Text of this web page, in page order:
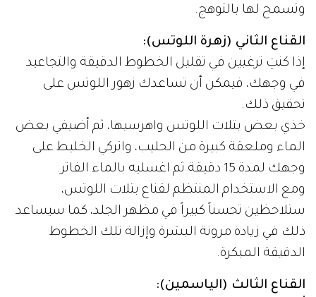
وتسمح لها بالتوهج.
القناع الثاني (زهرة اللوتس):
إذا كنتِ ترغبين في تقليل الخطوط الدقيقة والتجاعيد
في وجهك، فيمكن أن تساعدك زهور اللوتس على
تحقيق ذلك.
خذي بعض بتلات اللوتس واهرسيها، ثم أضيفي بعض
الماء وملعقة كبيرة من الحليب، واتركي الخليط على
وجهك لمدة 15 دقيقة ثم اغسليه بالماء الفاتر.
ومع الاستخدام المنتظم لقناع بتلات اللوتس،
ستلاحظين تحسناً كبيراً في مظهر الجلد، كما سيساعد
ذلك في زيادة مرونة البشرة وإزالة تلك الخطوط
الدقيقة المبكرة.
القناع الثالث (الياسمين):